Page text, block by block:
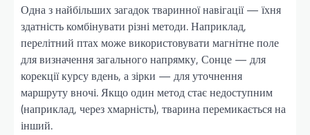
Одна з найбільших загадок тваринної навігації — їхня
здатність комбінувати різні методи. Наприклад,
перелітний птах може використовувати магнітне поле
для визначення загального напрямку, Сонце — для
корекції курсу вдень, а зірки — для уточнення
маршруту вночі. Якщо один метод стає недоступним
(наприклад, через хмарність), тварина перемикається на
інший.